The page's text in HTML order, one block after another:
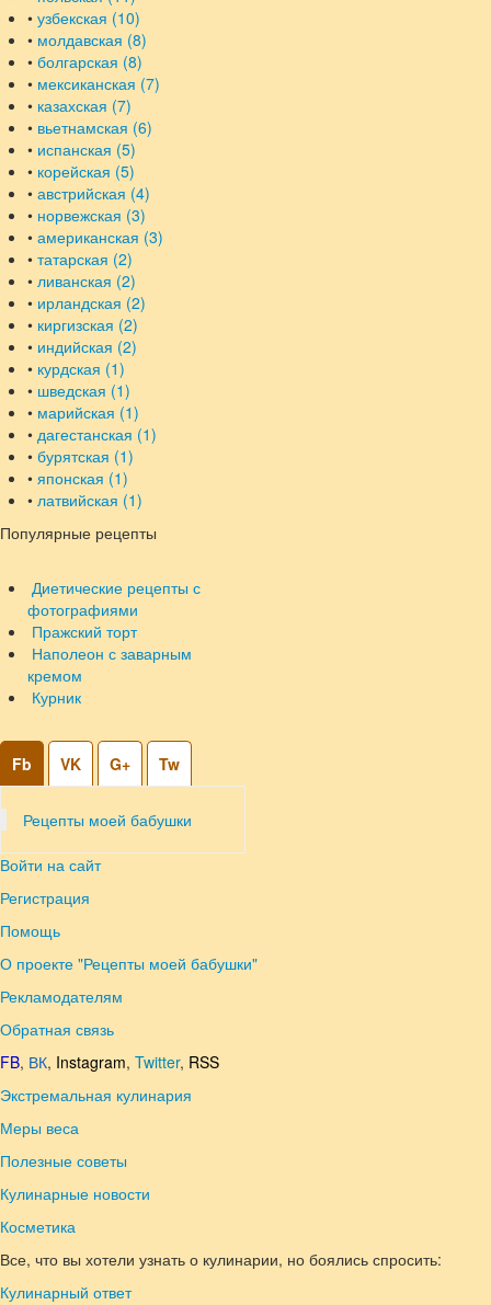
• узбекская (10)
• молдавская (8)
• болгарская (8)
• мексиканская (7)
• казахская (7)
• вьетнамская (6)
• испанская (5)
• корейская (5)
• австрийская (4)
• норвежская (3)
• американская (3)
• татарская (2)
• ливанская (2)
• ирландская (2)
• киргизская (2)
• индийская (2)
• курдская (1)
• шведская (1)
• марийская (1)
• дагестанская (1)
• бурятская (1)
• японская (1)
• латвийская (1)
Популярные рецепты
Диетические рецепты с
фотографиями
Пражский торт
Наполеон с заварным
кремом
Курник
Fb VK G+ Tw
Рецепты моей бабушки
Войти на сайт
Регистрация
Помощь
О проекте "Рецепты моей бабушки"
Рекламодателям
Обратная связь
FB, ВК, Instagram, Twitter, RSS
Экстремальная кулинария
Меры веса
Полезные советы
Кулинарные новости
Косметика
Все, что вы хотели узнать о кулинарии, но боялись спросить:
Кулинарный ответ